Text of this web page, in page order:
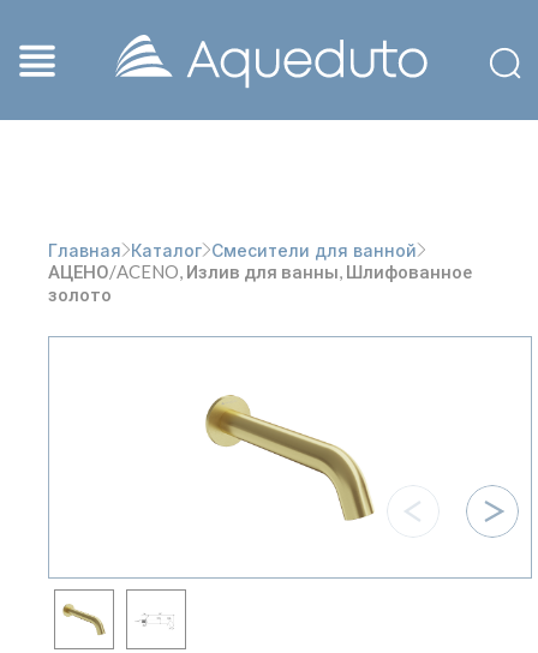
Главная Каталог Смесители для ванной
АЦЕНО/ACENO, Излив для ванны, Шлифованное
золото